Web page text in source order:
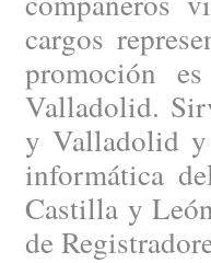
cargos
promoción
Valladolid.
y Valladolid y
informática
Castilla y
de